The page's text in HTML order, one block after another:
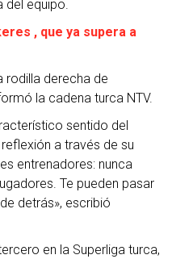
del equipo.
, que ya supera a
rodilla derecha de
la cadena turca NTV.
sentido del
a través de su
entrenadores: nunca
Te pueden pasar
detrás», escribió
en la Superliga turca,